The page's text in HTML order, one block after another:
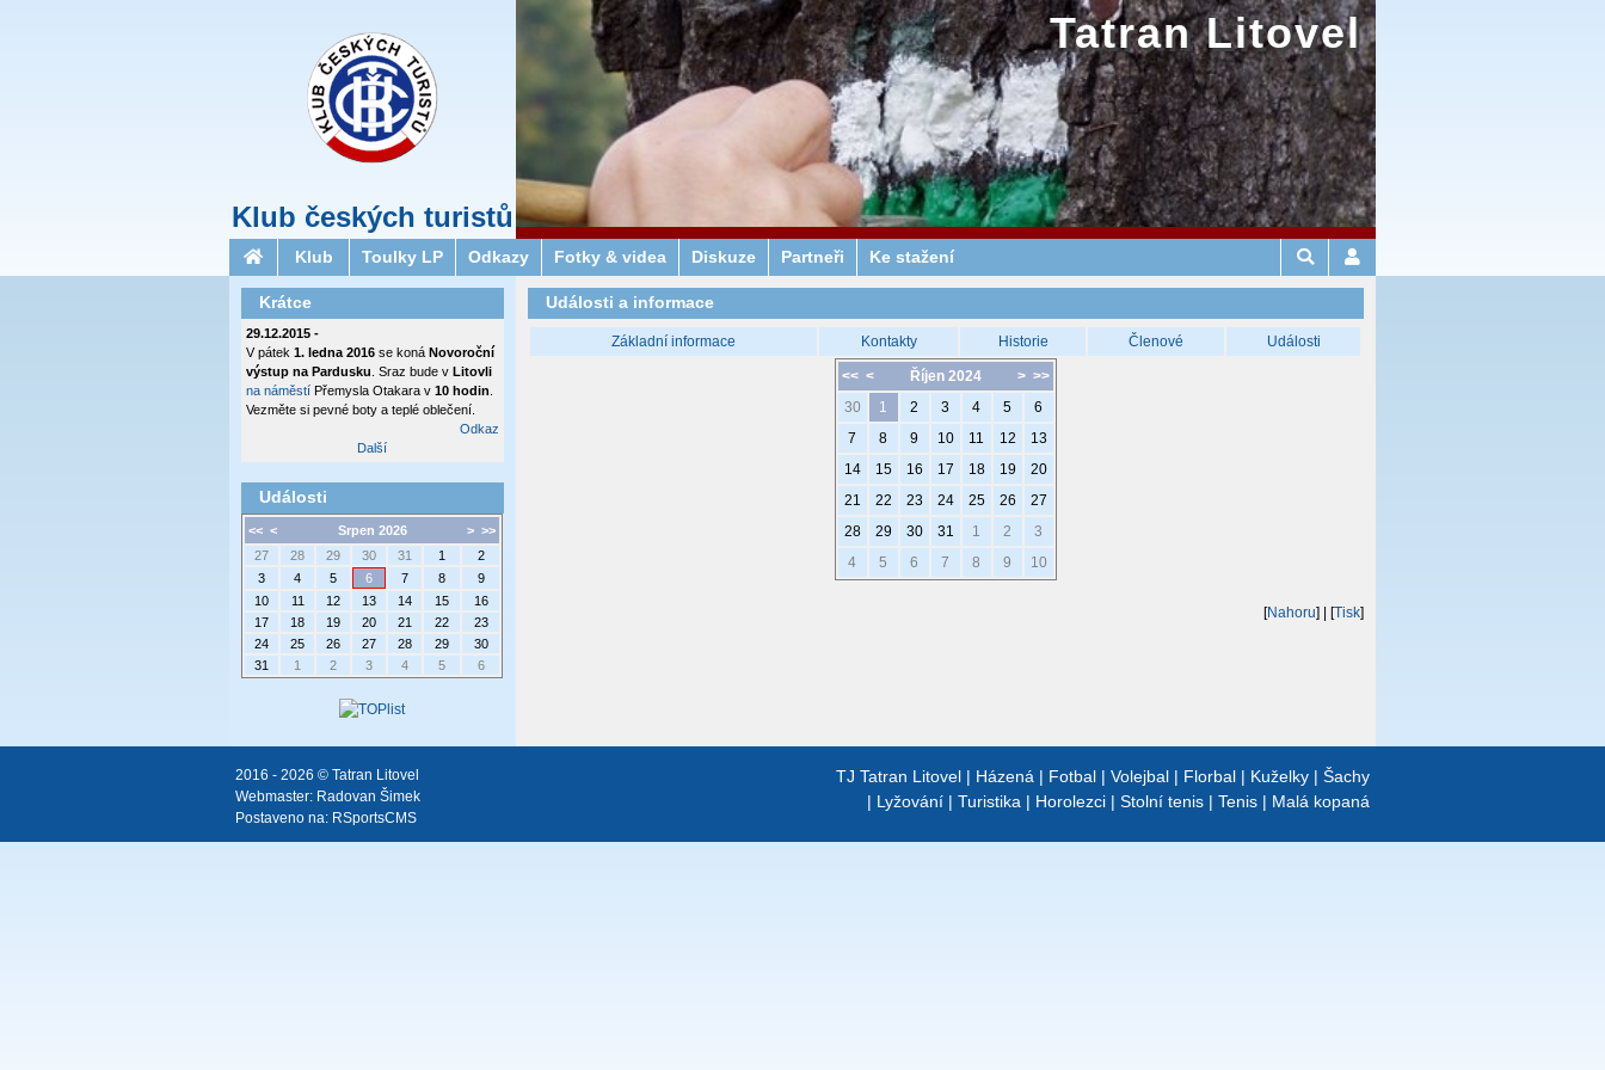
Klub českých turistů
Tatran Litovel
Klub Toulky LP Odkazy Fotky & videa Diskuze Partneři Ke stažení
Události a informace
Základní informace Kontakty Historie Členové Události
<< < > >>
Říjen 2024
30
1 2 3 4 5
6
7
8 9 10 11 12
13
14
15 16 17 18 19
20
21
22 23 24 25 26
27
28
29 30 31 1 2
3
4
5 6 7 8 9 10
[Nahoru] | [Tisk]
Krátce
29.12.2015 -
V pátek 1. ledna 2016 se koná Novoroční
výstup na Pardusku . Sraz bude v Litovli
na náměstíPřemysla Otakara v 10 hodin
Vezměte si pevné boty a teplé oblečení.
Odkaz
Další
Události
<< < > >>
Srpen 2026
27
28 29 30 31 1
2
3
4 5 6 7 8
9
10
11 12 13 14 15
16
17
18 19 20 21 22
23
24
25 26 27 28 29
30
31
1 2 3 4 5 6
TJ Tatran Litovel | Házená | Fotbal | Volejbal | Florbal | Kuželky | Šachy
| Lyžování | Turistika | Horolezci | Stolní tenis | Tenis | Malá kopaná
2016 - 2026 © Tatran Litovel
Webmaster: Radovan Šimek
Postaveno na: RSportsCMS